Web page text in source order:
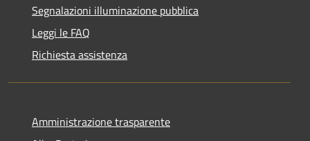
Segnalazioni illuminazione pubblica
Leggi le FAQ
Richiesta assistenza
Amministrazione trasparente